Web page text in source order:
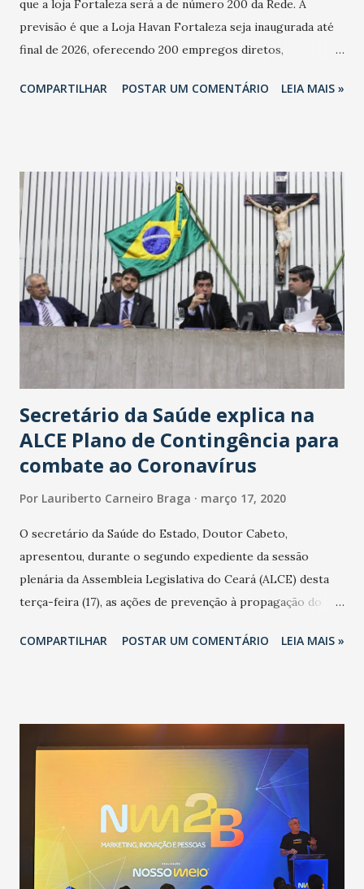
que a loja Fortaleza será a de número 200 da Rede. A
previsão é que a Loja Havan Fortaleza seja inaugurada até
final de 2026, oferecendo 200 empregos diretos,
Havan Fortaleza ainda não foi anunciada oficialmente, mas
COMPARTILHAR POSTAR UM COMENTÁRIO LEIA MAIS »
Secretário da Saúde explica na
ALCE Plano de Contingência para
combate ao Coronavírus
Por Lauriberto Carneiro Braga março 17, 2020
O secretário da Saúde do Estado, Doutor Cabeto,
apresentou, durante o segundo expediente da sessão
plenária da Assembleia Legislativa do Ceará (ALCE) desta
terça-feira (17), as ações de prevenção à propagação do
adotadas pelo Governo do Estado na contenção da
população suspeita e de cuidados com os ambientes
públicos e domiciliares. “Nós não estamos vivendo uma
epidemia comum, como temos em todos os anos, com
aumento de casos de dengue, influenza ou H1N1. Trata-se
de uma epidemia com um vírus diferente, com um poder de
contaminação maior que outros coronavírus”, apontou o
secretário. Segundo ele, é uma epidemia com chance de
COMPARTILHAR POSTAR UM COMENTÁRIO LEIA MAIS »